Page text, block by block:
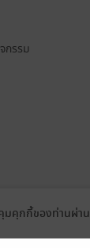
กรรม
มคุกกี้ของท่านผ่าน